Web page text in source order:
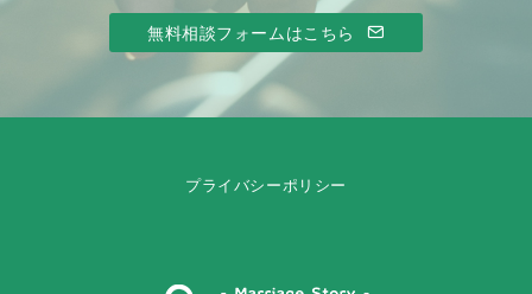
無料相談フォームはこちら
プライバシーポリシー